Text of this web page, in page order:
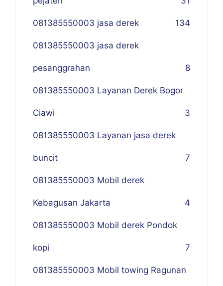
081385550003 jasa derek 134
081385550003 jasa derek
pesanggrahan 8
081385550003 Layanan Derek Bogor
Ciawi 3
081385550003 Layanan jasa derek
buncit 7
081385550003 Mobil derek
Kebagusan Jakarta 4
081385550003 Mobil derek Pondok
kopi 7
081385550003 Mobil towing Ragunan